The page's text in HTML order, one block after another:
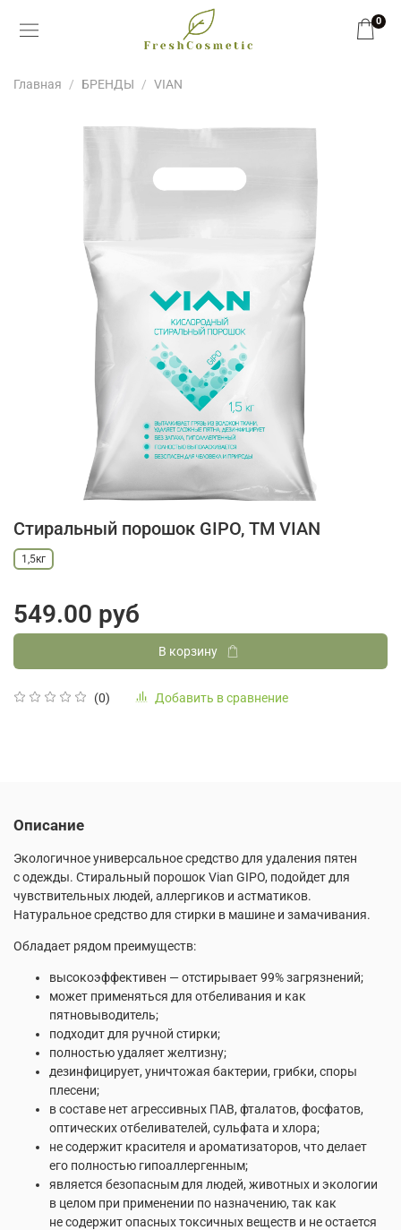
0
Главная БРЕНДЫ VIAN
Стиральный порошок GIPO, ТМ VIAN
(0) Добавить в сравнение
1,5кг
549.00 руб
В корзину
Описание
Экологичное универсальное средство для удаления пятен
с одежды. Стиральный порошок Vian GIPO, подойдет для
чувствительных людей, аллергиков и астматиков.
Натуральное средство для стирки в машине и замачивания.
Обладает рядом преимуществ:
высокоэффективен — отстирывает 99% загрязнений;
может применяться для отбеливания и как
пятновыводитель;
подходит для ручной стирки;
полностью удаляет желтизну;
дезинфицирует, уничтожая бактерии, грибки, споры
плесени;
в составе нет агрессивных ПАВ, фталатов, фосфатов,
оптических отбеливателей, сульфата и хлора;
не содержит красителя и ароматизаторов, что делает
его полностью гипоаллергенным;
является безопасным для людей, животных и экологии
в целом при применении по назначению, так как
не содержит опасных токсичных веществ и не остается